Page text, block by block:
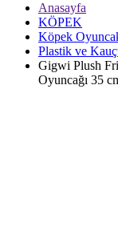
Anasayfa
KÖPEK
Köpek
Plastik ve
Gigwi Plush
Oyuncağı 35